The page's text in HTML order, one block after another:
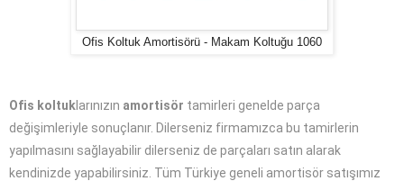
Ofis Koltuk Amortisörü - Makam Koltuğu 1060
Ofis koltuk larınızın amortisör tamirleri genelde parça
değişimleriyle sonuçlanır. Dilerseniz firmamızca bu tamirlerin
yapılmasını sağlayabilir dilerseniz de parçaları satın alarak
kendinizde yapabilirsiniz. Tüm Türkiye geneli amortisör satışımız